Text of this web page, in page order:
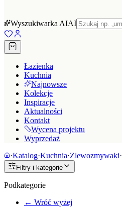
Wyszukiwarka AIAI
Łazienka
Kuchnia
Najnowsze
Kolekcje
Inspiracje
Aktualności
Kontakt
Wycena projektu
Wyprzedaż
·Katalog·Kuchnia·Zlewozmywaki·
Filtry i kategorie
Podkategorie
← Wróć wyżej